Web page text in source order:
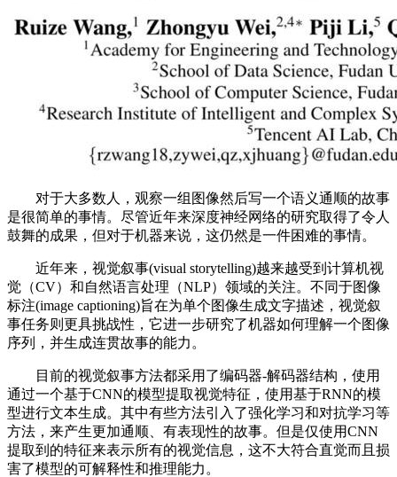
对于大多数人，观察一组图像然后写一个语义通顺的故事
是很简单的事情。尽管近年来深度神经网络的研究取得了令人
鼓舞的成果，但对于机器来说，这仍然是一件困难的事情。
近年来，视觉叙事(visual storytelling)越来越受到计算机视
觉（CV）和自然语言处理（NLP）领域的关注。不同于图像
标注(image captioning)旨在为单个图像生成文字描述，视觉叙
事任务则更具挑战性，它进一步研究了机器如何理解一个图像
序列，并生成连贯故事的能力。
目前的视觉叙事方法都采用了编码器-解码器结构，使用
通过一个基于CNN的模型提取视觉特征，使用基于RNN的模
型进行文本生成。其中有些方法引入了强化学习和对抗学习等
方法，来产生更加通顺、有表现性的故事。但是仅使用CNN
提取到的特征来表示所有的视觉信息，这不大符合直觉而且损
害了模型的可解释性和推理能力。